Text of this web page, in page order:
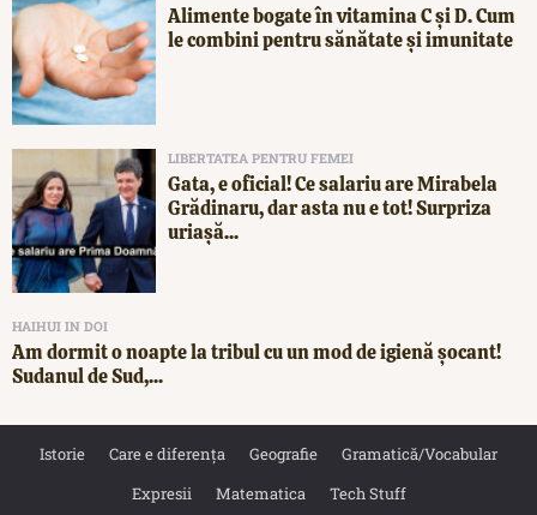
Alimente bogate în vitamina C și D. Cum
le combini pentru sănătate și imunitate
LIBERTATEA PENTRU FEMEI
Gata, e oficial! Ce salariu are Mirabela
Grădinaru, dar asta nu e tot! Surpriza
uriașă...
HAIHUI IN DOI
Am dormit o noapte la tribul cu un mod de igienă șocant!
Sudanul de Sud,...
Istorie Care e diferența Geografie
Gramatică/Vocabular
Expresii
Matematica Tech Stuff